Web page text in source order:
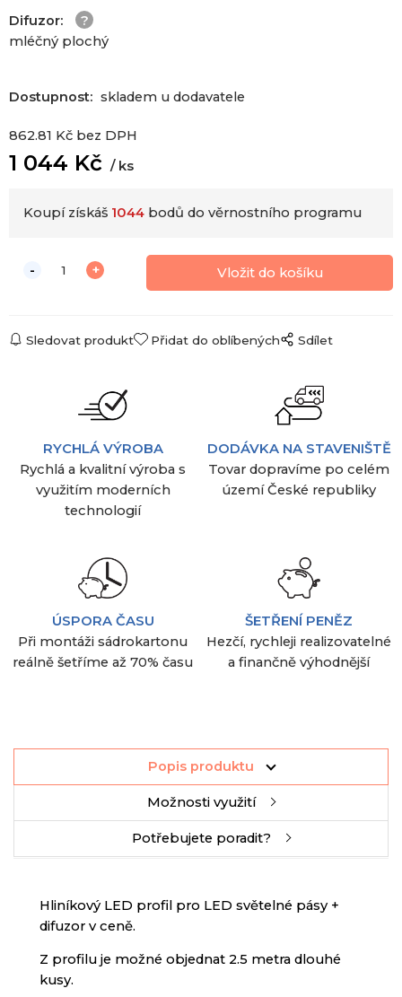
Difuzor:
mléčný plochý
Dostupnost: skladem u dodavatele
862.81 Kč bez DPH
1 044 Kč ks
Koupí získáš 1044 bodů do věrnostního programu
Sledovat produkt Přidat do oblíbených Sdílet
RYCHLÁ VÝROBA
Rychlá a kvalitní výroba s
využitím moderních
technologií
DODÁVKA NA STAVENIŠTĚ
Tovar dopravíme po celém
území České republiky
ÚSPORA ČASU
Při montáži sádrokartonu
reálně šetříme až 70% času
ŠETŘENÍ PENĚZ
Hezčí, rychleji realizovatelné
a finančně výhodnější
Popis produktu
Možnosti využití
Potřebujete poradit?
Hliníkový LED profil pro LED světelné pásy +
difuzor v ceně.
Z profilu je možné objednat 2.5 metra dlouhé
kusy.